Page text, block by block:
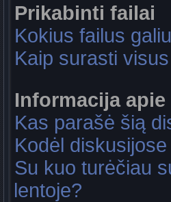
Prikabinti failai
Kokius failus
Kaip surasti
Informacija
Kas parašė šią
Kodėl
Su kuo turėčiau
lentoje?